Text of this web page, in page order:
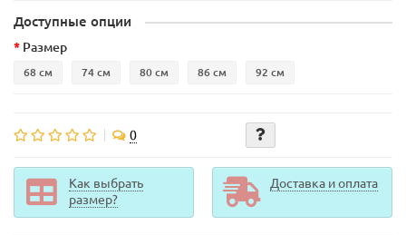
Доступные опции
Размер
68 см 74 см 80 см 86 см 92 см
0
Как выбрать
размер?
Доставка и оплата